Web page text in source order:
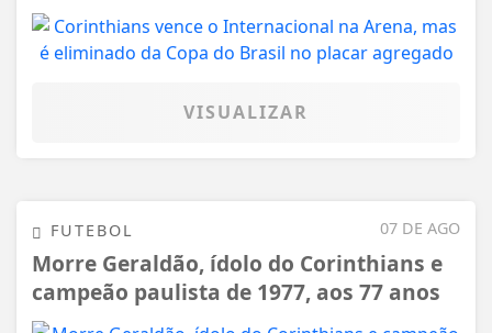
VISUALIZAR
07 DE AGO
FUTEBOL
Morre Geraldão, ídolo do Corinthians e
campeão paulista de 1977, aos 77 anos